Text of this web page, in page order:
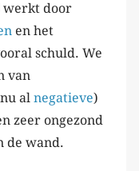
werkt door
en het
schuld. We
van
al negatieve)
zeer ongezond
de wand.